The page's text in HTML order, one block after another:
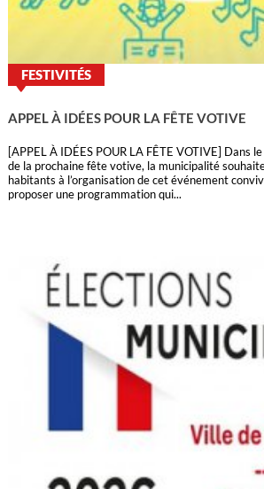
FESTIVITÉS
APPEL À IDÉES POUR LA FÊTE VOTIVE
[APPEL À IDÉES POUR LA FÊTE VOTIVE] Dans
de la prochaine fête votive, la municipalité
habitants à l’organisation de cet événement
proposer une programmation qui...